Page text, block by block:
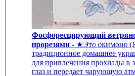
Фосфоресцирующий
прорезями - ★Это окимоно
традиционное домашнее
для привлечения прохлады в
глаз и передает чарующую